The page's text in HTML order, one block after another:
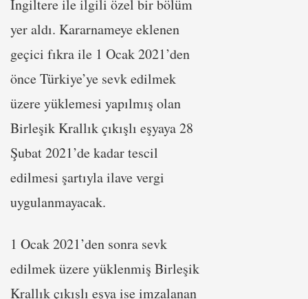
İngiltere ile ilgili özel bir bölüm
yer aldı. Kararnameye eklenen
geçici fıkra ile 1 Ocak 2021’den
önce Türkiye’ye sevk edilmek
üzere yüklemesi yapılmış olan
Birleşik Krallık çıkışlı eşyaya 28
Şubat 2021’de kadar tescil
edilmesi şartıyla ilave vergi
uygulanmayacak.
1 Ocak 2021’den sonra sevk
edilmek üzere yüklenmiş Birleşik
Krallık çıkışlı eşya ise imzalanan